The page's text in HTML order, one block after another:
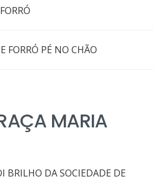
FORRÓ PÉ NO CHÃO
MARIA
BRILHO DA SOCIEDADE DE